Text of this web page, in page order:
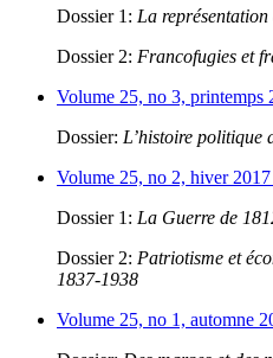
Dossier 1: La
Dossier 2: Francofugies et
Volume 25, no 3, printemps
Dossier: L’histoire politique
Volume 25, no 2, hiver
Dossier 1: La Guerre de
Dossier 2: Patriotisme et
1837-1938
Volume 25, no 1, automne